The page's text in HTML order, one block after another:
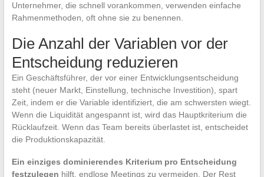
Unternehmer, die schnell vorankommen, verwenden einfache
Rahmenmethoden, oft ohne sie zu benennen.
Die Anzahl der Variablen vor der
Entscheidung reduzieren
Ein Geschäftsführer, der vor einer Entwicklungsentscheidung
steht (neuer Markt, Einstellung, technische Investition), spart
Zeit, indem er die Variable identifiziert, die am schwersten wiegt.
Wenn die Liquidität angespannt ist, wird das Hauptkriterium die
Rücklaufzeit. Wenn das Team bereits überlastet ist, entscheidet
die Produktionskapazität.
Ein einziges dominierendes Kriterium pro Entscheidung
festzulegen hilft, endlose Meetings zu vermeiden. Der Rest